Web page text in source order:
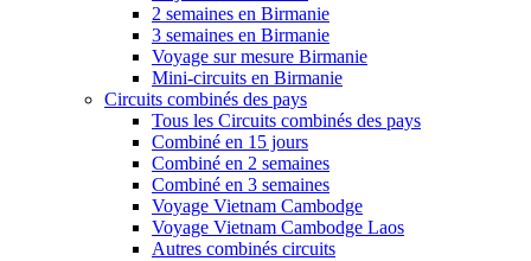
2 semaines en Birmanie
3 semaines en Birmanie
Voyage sur mesure Birmanie
Mini-circuits en Birmanie
Circuits combinés des pays
Tous les Circuits combinés des pays
Combiné en 15 jours
Combiné en 2 semaines
Combiné en 3 semaines
Voyage Vietnam Cambodge
Voyage Vietnam Cambodge Laos
Autres combinés circuits